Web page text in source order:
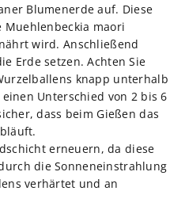
Blumenerde auf. Diese
Muehlenbeckia maori
wird. Anschließend
Erde setzen. Achten Sie
knapp unterhalb
Unterschied von 2 bis 6
dass beim Gießen das
erneuern, da diese
die Sonneneinstrahlung
verhärtet und an